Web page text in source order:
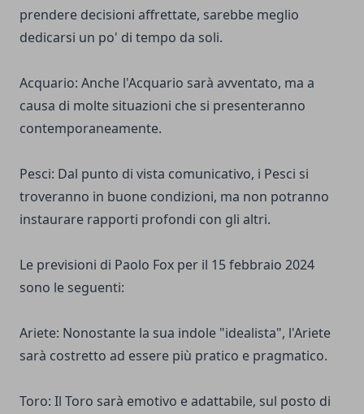
prendere decisioni affrettate, sarebbe meglio
dedicarsi un po' di tempo da soli.
Acquario: Anche l'Acquario sarà avventato, ma a
causa di molte situazioni che si presenteranno
contemporaneamente.
Pesci: Dal punto di vista comunicativo, i Pesci si
troveranno in buone condizioni, ma non potranno
instaurare rapporti profondi con gli altri.
Le previsioni di Paolo Fox per il 15 febbraio 2024
sono le seguenti:
Ariete: Nonostante la sua indole "idealista", l'Ariete
sarà costretto ad essere più pratico e pragmatico.
Toro: Il Toro sarà emotivo e adattabile, sul posto di